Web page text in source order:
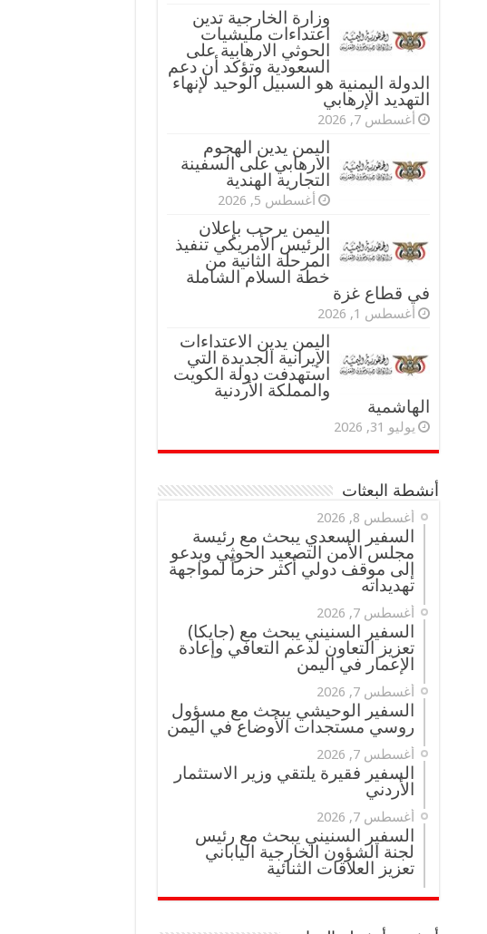
وزارة الخارجية تدين
اعتداءات مليشيات
الحوثي الارهابية على
السعودية وتؤكد أن دعم
الدولة اليمنية هو السبيل الوحيد لإنهاء
التهديد الإرهابي
أغسطس 7, 2026
اليمن يدين الهجوم
الارهابي على السفينة
التجارية الهندية
أغسطس 5, 2026
اليمن يرحب بإعلان
الرئيس الأمريكي تنفيذ
المرحلة الثانية من
خطة السلام الشاملة
في قطاع غزة
أغسطس 1, 2026
اليمن يدين الاعتداءات
الإيرانية الجديدة التي
استهدفت دولة الكويت
والمملكة الأردنية
الهاشمية
يوليو 31, 2026
أنشطة البعثات
أغسطس 8, 2026
السفير السعدي يبحث مع رئيسة
مجلس الأمن التصعيد الحوثي ويدعو
إلى موقف دولي أكثر حزماً لمواجهة
تهديداته
أغسطس 7, 2026
السفير السنيني يبحث مع (جايكا)
تعزيز التعاون لدعم التعافي وإعادة
الإعمار في اليمن
أغسطس 7, 2026
السفير الوحيشي يبحث مع مسؤول
روسي مستجدات الأوضاع في اليمن
أغسطس 7, 2026
السفير فقيرة يلتقي وزير الاستثمار
الأردني
أغسطس 7, 2026
السفير السنيني يبحث مع رئيس
لجنة الشؤون الخارجية الياباني
تعزيز العلاقات الثنائية